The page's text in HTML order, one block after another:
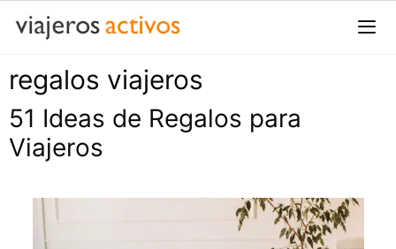
Saltar
contenido
regalos viajeros
51 Ideas de Regalos para
Viajeros